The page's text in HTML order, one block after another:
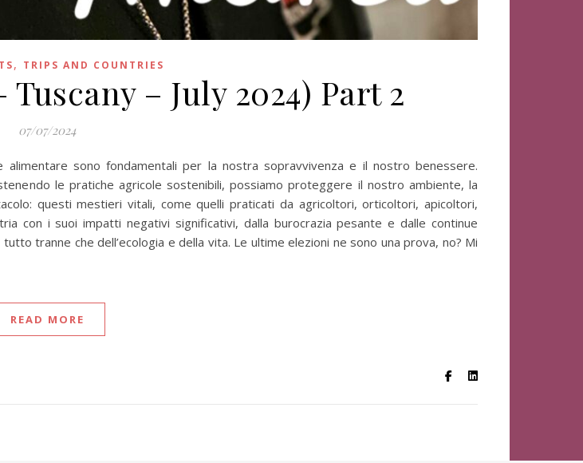
, TRIPS AND COUNTRIES
– July 2024) Part 2
07/07/2024
sono fondamentali per la nostra sopravvivenza e il nostro benessere.
le pratiche agricole sostenibili, possiamo proteggere il nostro ambiente, la
questi mestieri vitali, come quelli praticati da agricoltori, orticoltori, apicoltori,
con i suoi impatti negativi significativi, dalla burocrazia pesante e dalle continue
tranne che dell’ecologia e della vita. Le ultime elezioni ne sono una prova, no? Mi
READ MORE